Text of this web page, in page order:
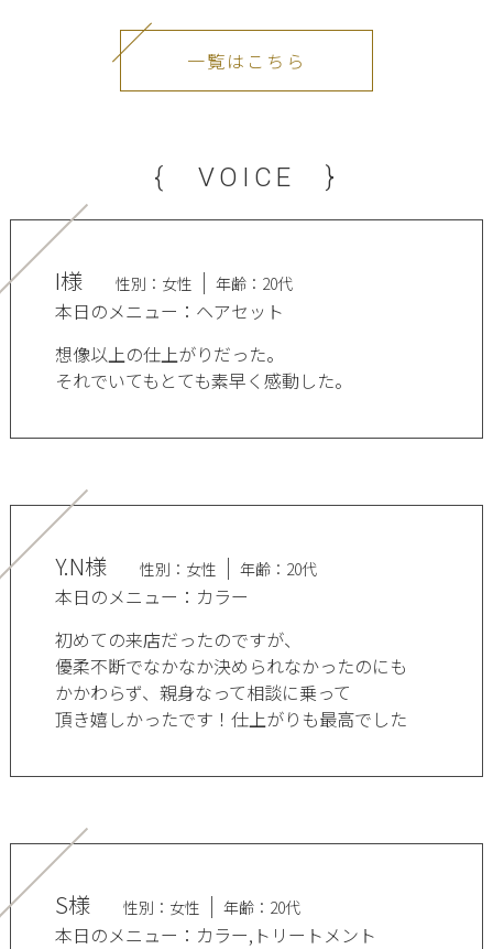
一覧はこちら
{ VOICE }
I様 性別：女性 年齢：20代
本日のメニュー：ヘアセット
想像以上の仕上がりだった。
それでいてもとても素早く感動した。
Y.N様 性別：女性 年齢：20代
本日のメニュー：カラー
初めての来店だったのですが、
優柔不断でなかなか決められなかったのにも
かかわらず、親身なって相談に乗って
頂き嬉しかったです！仕上がりも最高でした
S様 性別：女性 年齢：20代
本日のメニュー：カラー,トリートメント